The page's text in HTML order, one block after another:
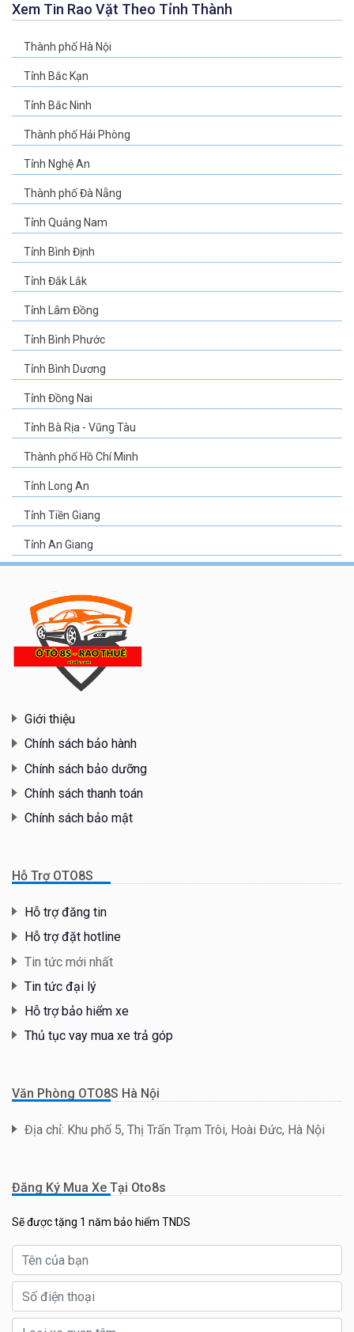
Xem Tin Rao Vặt Theo Tỉnh Thành
Thành phố Hà Nội
Tỉnh Bắc Kạn
Tỉnh Bắc Ninh
Thành phố Hải Phòng
Tỉnh Nghệ An
Thành phố Đà Nẵng
Tỉnh Quảng Nam
Tỉnh Bình Định
Tỉnh Đắk Lắk
Tỉnh Lâm Đồng
Tỉnh Bình Phước
Tỉnh Bình Dương
Tỉnh Đồng Nai
Tỉnh Bà Rịa - Vũng Tàu
Thành phố Hồ Chí Minh
Tỉnh Long An
Tỉnh Tiền Giang
Tỉnh An Giang
Giới thiệu
Chính sách bảo hành
Chính sách bảo dưỡng
Chính sách thanh toán
Chính sách bảo mật
Hỗ Trợ OTO8S
Hỗ trợ đăng tin
Hỗ trợ đặt hotline
Tin tức mới nhất
Tin tức đại lý
Hỗ trợ bảo hiểm xe
Thủ tục vay mua xe trả góp
Văn Phòng OTO8S Hà Nội
Địa chỉ: Khu phố 5, Thị Trấn Trạm Trôi, Hoài Đức, Hà Nội
Đăng Ký Mua Xe Tại Oto8s
Sẽ được tặng 1 năm bảo hiểm TNDS